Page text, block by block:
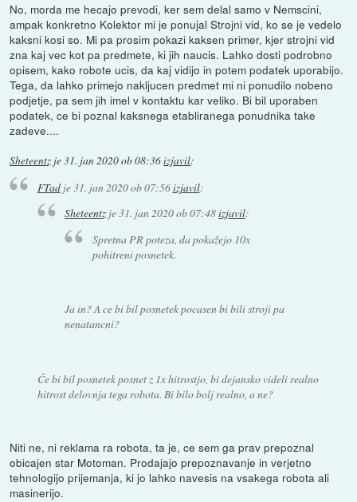
No, morda me hecajo prevodi, ker sem delal samo v Nemscini,
ampak konkretno Kolektor mi je ponujal Strojni vid, ko se je vedelo
kaksni kosi so. Mi pa prosim pokazi kaksen primer, kjer strojni vid
zna kaj vec kot pa predmete, ki jih naucis. Lahko dosti podrobno
opisem, kako robote ucis, da kaj vidijo in potem podatek uporabijo.
Tega, da lahko primejo nakljucen predmet mi ni ponudilo nobeno
podjetje, pa sem jih imel v kontaktu kar veliko. Bi bil uporaben
podatek, ce bi poznal kaksnega etabliranega ponudnika take
zadeve....
Sheteentz je31. jan 2020 ob 08:36izjavil:
FTadje31. jan 2020 ob 07:56izjavil:
Sheteentz je31. jan 2020 ob 07:48izjavil:
Spretna PR poteza, da pokažejo 10x
pohitreni posnetek.
Ja in? A ce bi bil posnetek pocasen bi bili stroji pa
nenatancni?
Če bi bil posnetek posnet z 1x hitrostjo, bi dejansko videli realno
hitrost delovnja tega robota. Bi bilo bolj realno, a ne?
Niti ne, ni reklama ra robota, ta je, ce sem ga prav prepoznal
obicajen star Motoman. Prodajajo prepoznavanje in verjetno
tehnologijo prijemanja, ki jo lahko navesis na vsakega robota ali
masinerijo.